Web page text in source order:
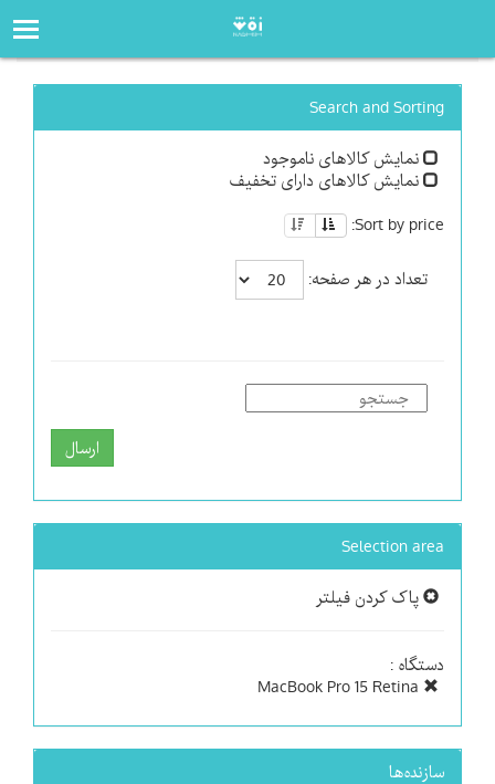
Search and Sorting
نمایش کالاهای ناموجود
نمایش کالاهای دارای تخفیف
Sort by price:
تعداد در هر صفحه:
ارسال
Selection area
پاک کردن فیلتر
دستگاه :
سازنده‌ها